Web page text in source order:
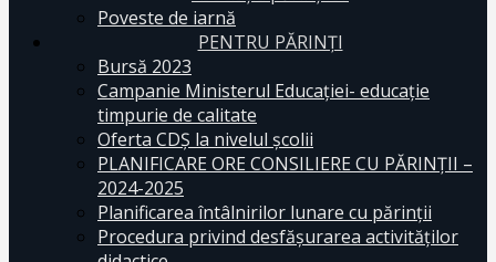
Poveste de iarnă
PENTRU PĂRINȚI
Bursă 2023
Campanie Ministerul Educației- educație
timpurie de calitate
Oferta CDŞ la nivelul şcolii
PLANIFICARE ORE CONSILIERE CU PĂRINȚII –
2024-2025
Planificarea întâlnirilor lunare cu părinții
Procedura privind desfășurarea activităților